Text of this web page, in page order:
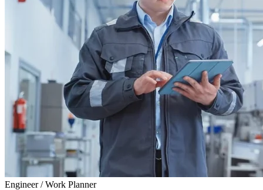
Engineer / Work Planner